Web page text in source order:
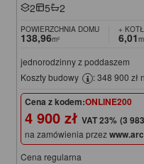
2 5 2
POWIERZCHNIA DOMU
138,96m²
+
6,01
jednorodzinny z poddaszem
Koszty budowy
: 348 900 zł
Cena z kodem:ONLINE200
4 900 zł (3
na zamówienia przez
Cena regularna